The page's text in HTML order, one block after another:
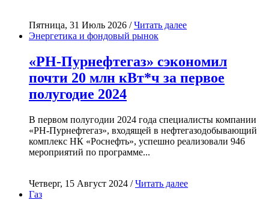
Пятница, 31 Июль 2026 /Читать далее
Энергетика и фондовый рынок
«РН-Пурнефтегаз» сэкономил
почти 20 млн кВт*ч за первое
полугодие 2024
В первом полугодии 2024 года специалисты компании
«РН-Пурнефтегаз», входящей в нефтегазодобывающий
комплекс НК «Роснефть», успешно реализовали 946
мероприятий по программе...
Четверг, 15 Август 2024 /Читать далее
Газ